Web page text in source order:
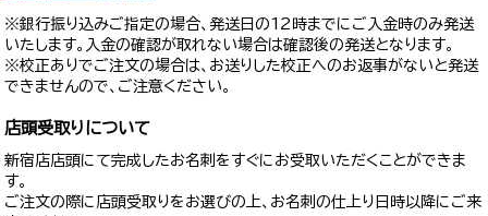
※銀行振り込みご指定の場合、発送日の12時までにご入金時のみ発送
いたします。入金の確認が取れない場合は確認後の発送となります。
※校正ありでご注文の場合は、お送りした校正へのお返事がないと発送
できませんので、ご注意ください。
店頭受取りについて
新宿店店頭にて完成したお名刺をすぐにお受取いただくことができま
す。
ご注文の際に店頭受取りをお選びの上、お名刺の仕上り日時以降にご来